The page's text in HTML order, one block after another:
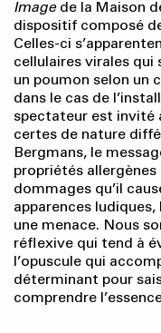
Image de la Maison
dispositif composé
Celles-ci
cellulaires virales
un poumon selon un
dans le cas de
spectateur est invité
certes de nature
Bergmans, le
propriétés allergènes
dommages qu’il
apparences
une menace. Nous
réflexive qui tend à
l’opuscule qui
déterminant pour
comprendre